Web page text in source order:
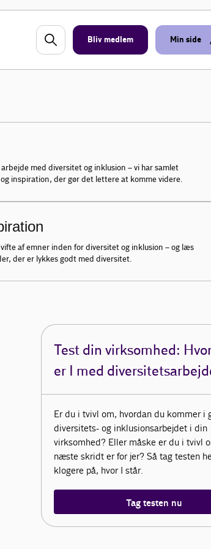
Bliv medlem Min side
med diversitet og inklusion – vi har samlet
inspiration, der gør det lettere at komme videre.
af emner inden for diversitet og inklusion – og læs
der er lykkes godt med diversitet.
Test din virksomhed:
er I med
Er du i tvivl om, hvordan du kommer i
diversitets- og inklusionsarbejdet i din
virksomhed? Eller måske er du i tvivl
næste skridt er for jer? Så tag testen
klogere på, hvor I står.
Tag testen nu